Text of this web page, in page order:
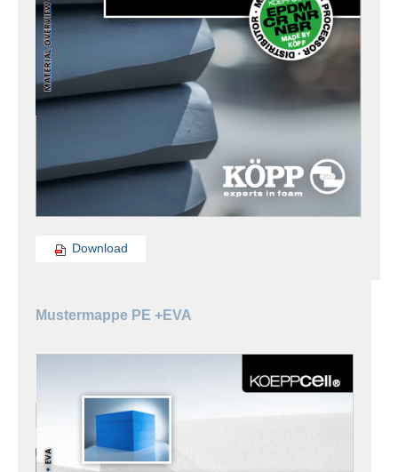
Download
Mustermappe PE +EVA